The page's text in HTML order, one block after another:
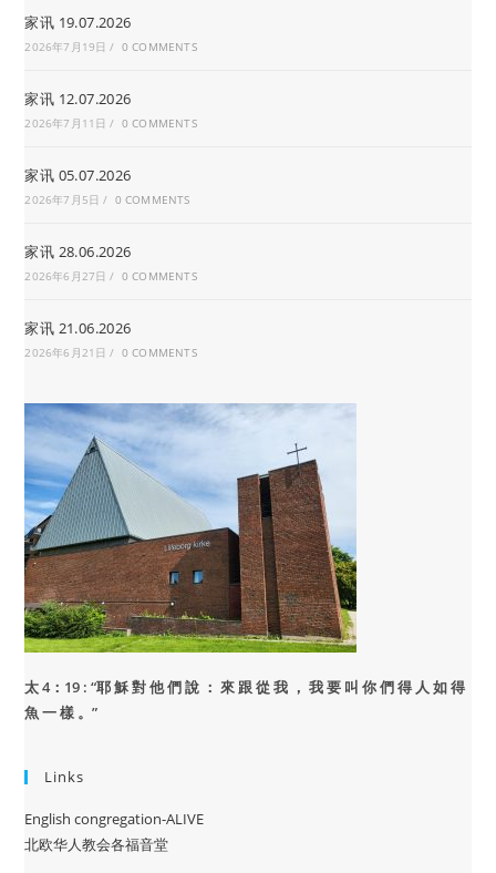
家讯 19.07.2026
2026年7月19日 / 0 COMMENTS
家讯 12.07.2026
2026年7月11日 / 0 COMMENTS
家讯 05.07.2026
2026年7月5日 / 0 COMMENTS
家讯 28.06.2026
2026年6月27日 / 0 COMMENTS
家讯 21.06.2026
2026年6月21日 / 0 COMMENTS
太 4：19 : “耶 穌 對 他 們 說 ： 來 跟 從 我 ， 我 要 叫 你 們 得 人 如 得
魚 一 樣 。”
Links
English congregation-ALIVE
北欧华人教会各福音堂